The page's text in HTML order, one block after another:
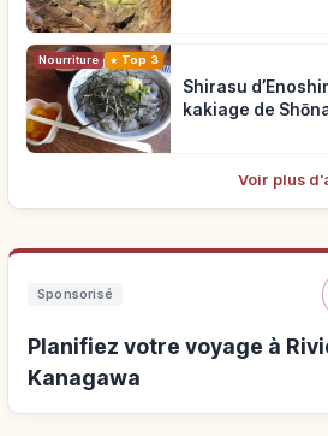
Nourriture Top 3
Shirasu
kakiage de
Voir plus
Sponsorisé
Planifiez votre voyage à
Kanagawa